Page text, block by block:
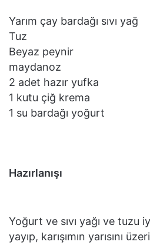
Yarım çay bardağı sıvı yağ
Tuz
Beyaz peynir
maydanoz
2 adet hazır yufka
1 kutu çiğ krema
1 su bardağı yoğurt
Hazırlanışı
Yoğurt ve sıvı yağı ve tuzu
yayıp, karışımın yarısını